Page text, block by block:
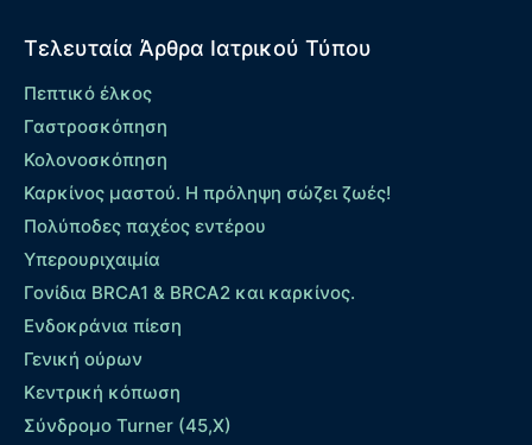
Τελευταία Άρθρα Ιατρικού Τύπου
Πεπτικό έλκος
Γαστροσκόπηση
Κολονοσκόπηση
Καρκίνος μαστού. Η πρόληψη σώζει ζωές!
Πολύποδες παχέος εντέρου
Yπερουριχαιμία
Γονίδια BRCA1 & BRCA2 και καρκίνος.
Ενδοκράνια πίεση
Γενική ούρων
Κεντρική κόπωση
Σύνδρομο Turner (45,X)